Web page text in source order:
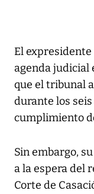
El expresidente
agenda judicial
que el tribunal
durante los
cumplimiento
Sin embargo,
a la espera del
Corte de